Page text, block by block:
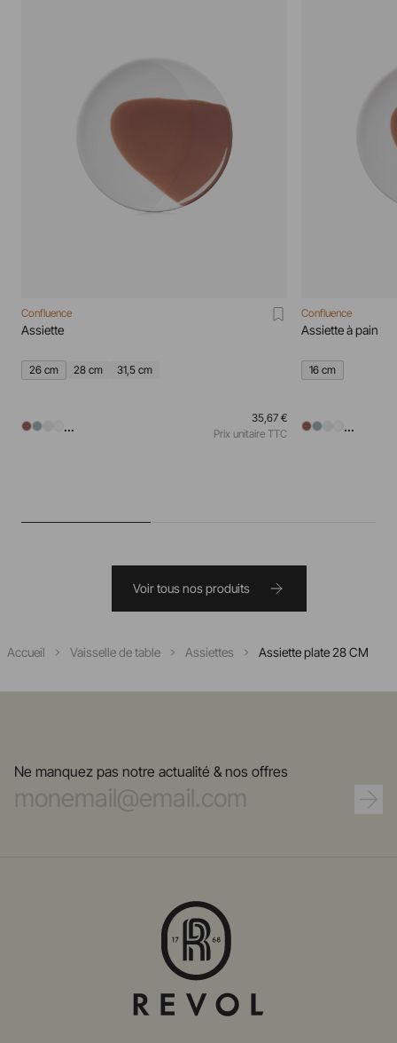
Confluence
Assiette
26 cm 28 cm 31,5 cm
...
35,67 €
Prix unitaire TTC
Confluence
Assiette à pain
16 cm
...
Voir tous nos produits
Accueil Vaisselle de table Assiettes Assiette plate 28 CM
Ne manquez pas notre actualité & nos offres